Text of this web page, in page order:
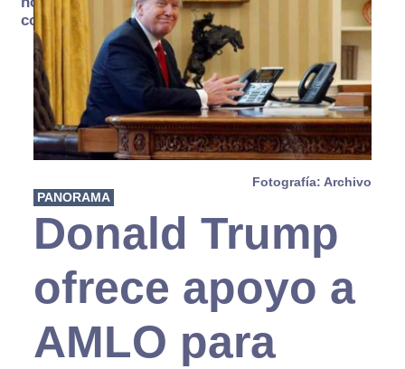
consume
Fotografía: Archivo
PANORAMA
Donald Trump
ofrece apoyo a
AMLO para